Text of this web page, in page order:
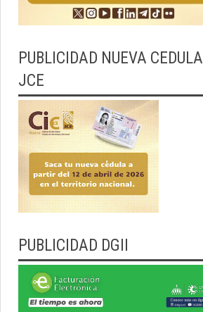
PUBLICIDAD NUEVA CEDULA
JCE
PUBLICIDAD DGII